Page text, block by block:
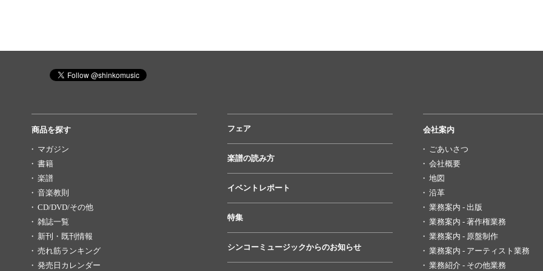
商品を探す
マガジン
書籍
楽譜
音楽教則
CD/DVD/その他
雑誌一覧
新刊・既刊情報
売れ筋ランキング
発売日カレンダー
フェア
楽譜の読み方
イベントレポート
特集
シンコーミュージックからのお知らせ
会社案内
ごあいさつ
会社概要
地図
沿革
業務案内 - 出版
業務案内 - 著作権業務
業務案内 - 原盤制作
業務案内 - アーティスト業務
業務紹介 - その他業務